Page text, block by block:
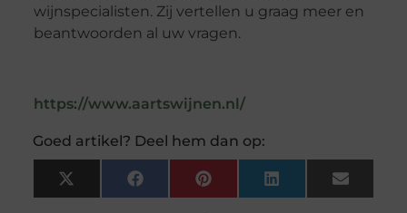
wijnspecialisten. Zij vertellen u graag meer en
beantwoorden al uw vragen.
https://www.aartswijnen.nl/
Goed artikel? Deel hem dan op:
X
(Twitter)
FacebookPinterestLinkedInEmail